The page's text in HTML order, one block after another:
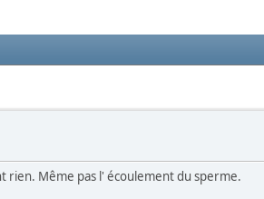
rien. Même pas l' écoulement du sperme.